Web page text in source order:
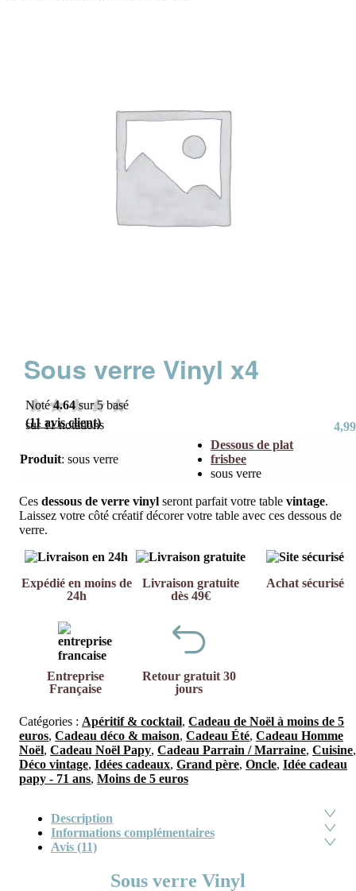
Sous verre Vinyl x4
Noté4.64 sur 5 basé
sur11notations
(11 avis client) 4,99
Ces dessous de verre vinyl seront parfait votre table vintage.
Laissez votre côté créatif décorer votre table avec ces dessous de
verre.
Produit: sous verre
Dessous de plat
frisbee
sous verre
Expédié en moins de
24h
Livraison gratuite
dès 49€
Achat sécurisé
Entreprise
Française
Retour gratuit 30
jours
Catégories : Apéritif & cocktail, Cadeau de Noël à moins de 5
euros, Cadeau déco & maison, Cadeau Été, Cadeau Homme
Noël, Cadeau Noël Papy, Cadeau Parrain / Marraine, Cuisine,
Déco vintage, Idées cadeaux, Grand père, Oncle, Idée cadeau
papy - 71 ans, Moins de 5 euros
Description
Informations complémentaires
Avis (11)
Sous verre Vinyl